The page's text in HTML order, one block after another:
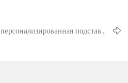
персонализированная подставка